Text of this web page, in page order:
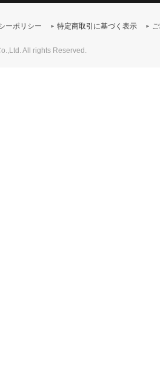
ーポリシー 特定商取引に基づく表示
All rights Reserved.